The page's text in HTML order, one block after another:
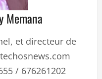
Memana
et directeur de
/ 676261202